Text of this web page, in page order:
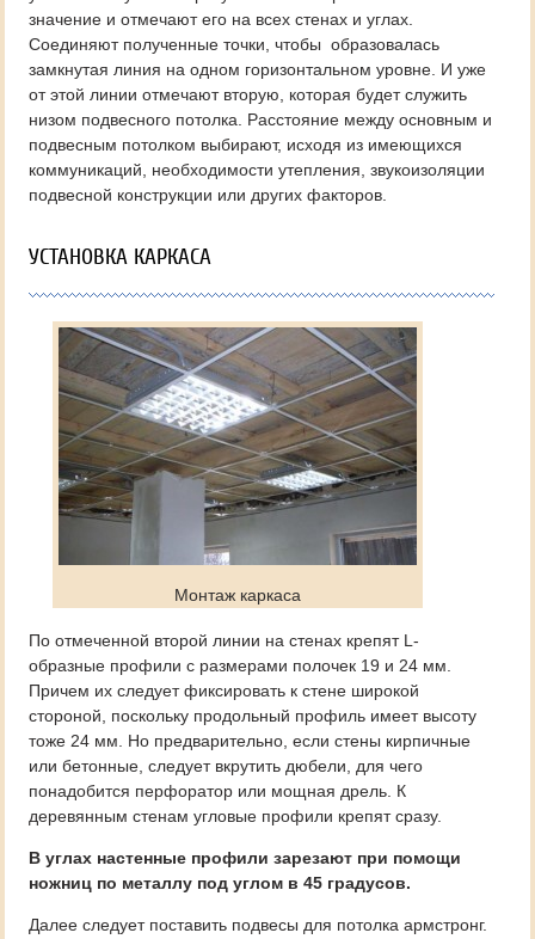
значение и отмечают его на всех стенах и углах.
Соединяют полученные точки, чтобы образовалась
замкнутая линия на одном горизонтальном уровне. И уже
от этой линии отмечают вторую, которая будет служить
низом подвесного потолка. Расстояние между основным и
подвесным потолком выбирают, исходя из имеющихся
коммуникаций, необходимости утепления, звукоизоляции
подвесной конструкции или других факторов.
УСТАНОВКА КАРКАСА
Монтаж каркаса
По отмеченной второй линии на стенах крепят L-
образные профили с размерами полочек 19 и 24 мм.
Причем их следует фиксировать к стене широкой
стороной, поскольку продольный профиль имеет высоту
тоже 24 мм. Но предварительно, если стены кирпичные
или бетонные, следует вкрутить дюбели, для чего
понадобится перфоратор или мощная дрель. К
деревянным стенам угловые профили крепят сразу.
В углах настенные профили зарезают при помощи
ножниц по металлу под углом в 45 градусов.
Далее следует поставить подвесы для потолка армстронг.